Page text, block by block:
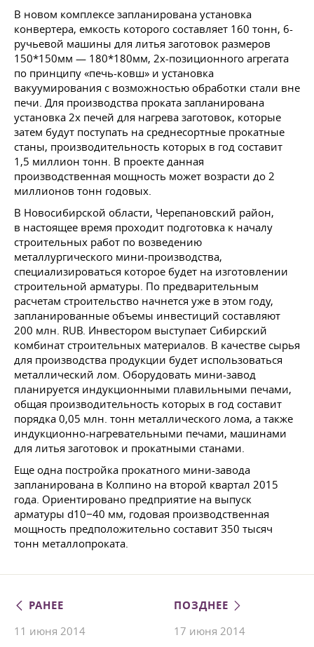
В новом комплексе запланирована установка
конвертера, емкость которого составляет 160 тонн, 6-
ручьевой машины для литья заготовок размеров
150*150мм — 180*180мм, 2х-позиционного агрегата
по принципу «печь-ковш» и установка
вакуумирования с возможностью обработки стали вне
печи. Для производства проката запланирована
установка 2х печей для нагрева заготовок, которые
затем будут поступать на среднесортные прокатные
станы, производительность которых в год составит
1,5 миллион тонн. В проекте данная
производственная мощность может возрасти до 2
миллионов тонн годовых.
В Новосибирской области, Черепановский район,
в настоящее время проходит подготовка к началу
строительных работ по возведению
металлургического мини-производства,
специализироваться которое будет на изготовлении
строительной арматуры. По предварительным
расчетам строительство начнется уже в этом году,
запланированные объемы инвестиций составляют
200 млн. RUB. Инвестором выступает Сибирский
комбинат строительных материалов. В качестве сырья
для производства продукции будет использоваться
металлический лом. Оборудовать мини-завод
планируется индукционными плавильными печами,
общая производительность которых в год составит
порядка 0,05 млн. тонн металлического лома, а также
индукционно-нагревательными печами, машинами
для литья заготовок и прокатными станами.
Еще одна постройка прокатного мини-завода
запланирована в Колпино на второй квартал 2015
года. Ориентировано предприятие на выпуск
арматуры d10−40 мм, годовая производственная
мощность предположительно составит 350 тысяч
тонн металлопроката.
РАНЕЕ
11 июня 2014
ПОЗДНЕЕ
17 июня 2014